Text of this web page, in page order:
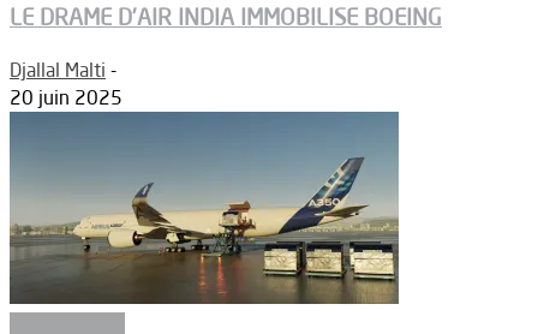
LE DRAME D’AIR INDIA IMMOBILISE BOEING
Djallal Malti -
20 juin 2025